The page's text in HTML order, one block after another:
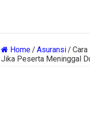
Home/ Asuransi/
Jika Peserta Meninggal